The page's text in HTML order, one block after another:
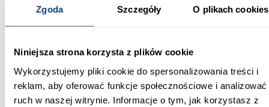
Zgoda Szczegóły O plikach cookies
Niniejsza strona korzysta z plików cookie
Wykorzystujemy pliki cookie do spersonalizowania treści i
reklam, aby oferować funkcje społecznościowe i analizować
ruch w naszej witrynie. Informacje o tym, jak korzystasz z
Szerokość [cm]:
100.00
Głębokość [cm]:
24.00
Wysokość [cm]: